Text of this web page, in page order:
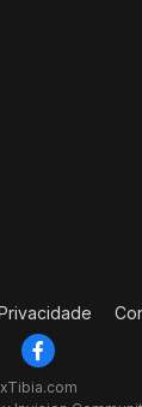
xTibia.com